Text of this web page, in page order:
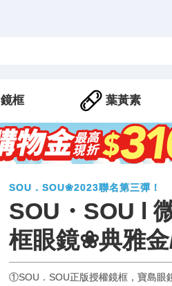
鏡框 葉黃素
SOU．SOU❀2023聯名第三彈！
SOU・SOU l
框眼鏡❀典雅
①SOU．SOU正版授權鏡框，寶島眼